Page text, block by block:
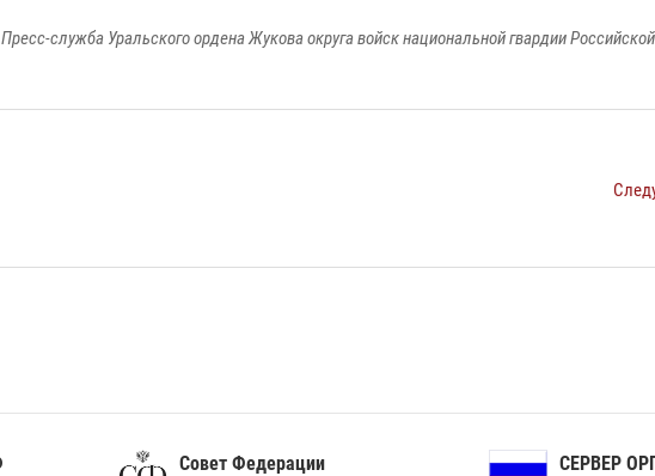
Пресс-служба Уральского ордена Жукова округа войск национальной гвардии
Совет Федерации СЕРВЕР ОРГАНОВ